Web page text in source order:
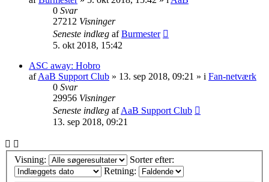
0 Svar
27212 Visninger
Seneste indlæg afBurmester
5. okt 2018, 15:42
ASC away: Hobro
afAaB Support Club » 13. sep 2018, 09:21 » i Fan-netværk
0 Svar
29956 Visninger
Seneste indlæg afAaB Support Club
13. sep 2018, 09:21
Visning:
Sorter efter:
Retning: